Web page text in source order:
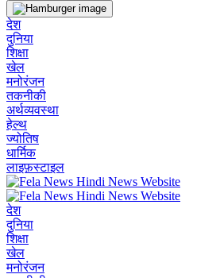
देश
दुनिया
शिक्षा
खेल
मनोरंजन
तकनीकी
अर्थव्यवस्था
हेल्थ
ज्योतिष
धार्मिक
लाइफ़स्टाइल
देश
दुनिया
शिक्षा
खेल
मनोरंजन